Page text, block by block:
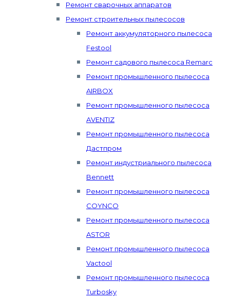
Ремонт сварочных аппаратов
Ремонт строительных пылесосов
Ремонт аккумуляторного пылесоса
Festool
Ремонт садового пылесоса Remarc
Ремонт промышленного пылесоса
AIRBOX
Ремонт промышленного пылесоса
AVENTIZ
Ремонт промышленного пылесоса
Дастпром
Ремонт индустриального пылесоса
Bennett
Ремонт промышленного пылесоса
COYNCO
Ремонт промышленного пылесоса
ASTOR
Ремонт промышленного пылесоса
Vactool
Ремонт промышленного пылесоса
Turbosky